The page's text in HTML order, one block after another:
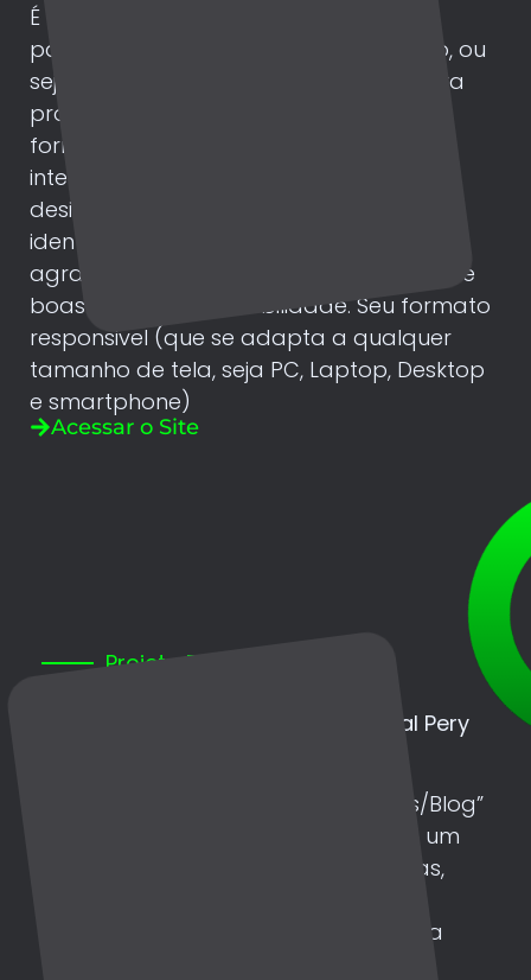
É um site do tipo “multipage” (várias
páginas) desenvolvido a partir do zero, ou
seja personalizado, com um layout para
provedor de internet fibra óptica, com
formulário de solicitação de serviços de
internet, formulário de contato. Com um
design clean e cores a partir de sua
identidade visual, o site possui cores
agradáveis e totalmente nos padrões de
boas práticas de usabilidade. Seu formato
responsivel (que se adapta a qualquer
tamanho de tela, seja PC, Laptop, Desktop
e smartphone)
Acessar o Site
Projeto Portal de Notícias
Site da empresa Fundação Cultural Pery
É um site do tipo “Portal de Notícias/Blog”
desenvolvido e personalizado, com um
layout moderno para site de notícias,
variadas categorias. Possui um Mega